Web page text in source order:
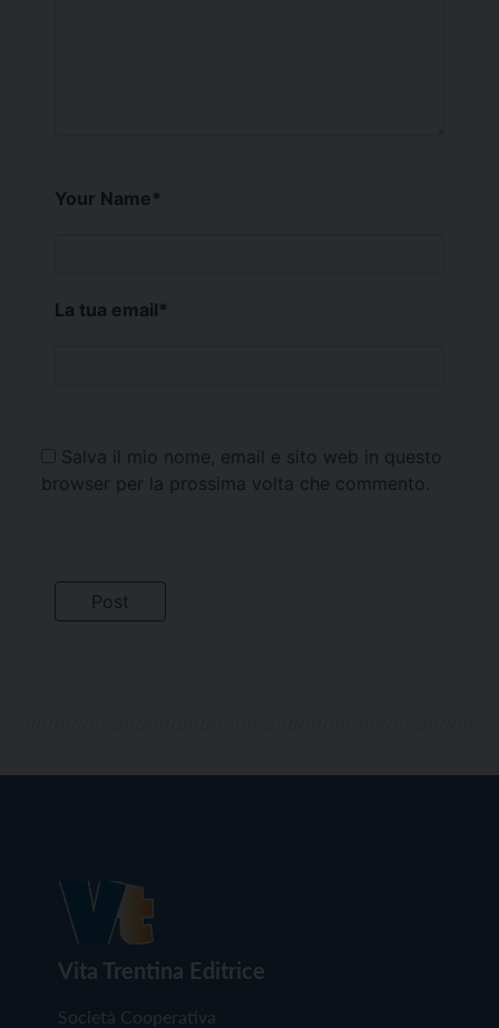
Your Name*
La tua email*
Salva il mio nome, email e sito web in questo
browser per la prossima volta che commento.
Vita Trentina Editrice
Società Cooperativa